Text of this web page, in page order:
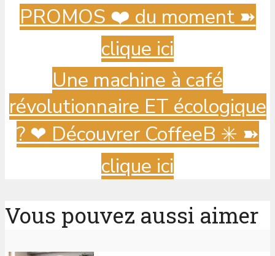
PROMOS ❤️ du moment ➽
clique ici
Une machine à café
révolutionnaire ET écologique
? ️❤ Découvrer CoffeeB ✳️ ➽
clique ici
Vous pouvez aussi aimer